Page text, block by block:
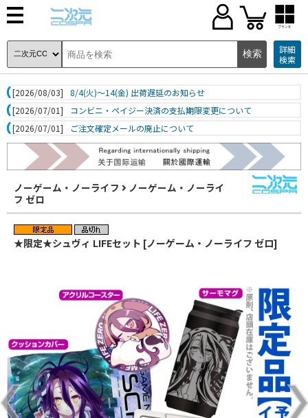
ブランド
詳細
検索
[2026/08/03]
8/4(火)～14(金) 出荷遅延のお知らせ
[2026/07/01]
コンビニ・ペイジー決済の支払期限変更について
[2026/07/01]
ご注文確定メールの廃止について
ノーゲーム・ノーライフ
ノーゲーム・ノーライ
フ ゼロ
★限定★シュヴィ LIFEセット [ノーゲーム・ノーライフ ゼロ]